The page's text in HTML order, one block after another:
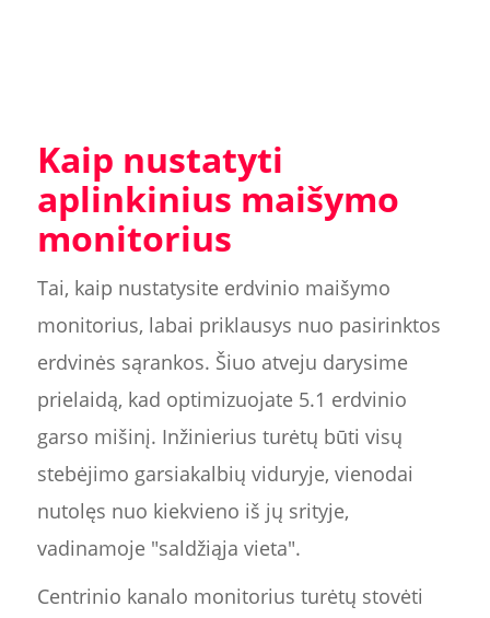
Kaip nustatyti
aplinkinius maišymo
monitorius
Tai, kaip nustatysite erdvinio maišymo
monitorius, labai priklausys nuo pasirinktos
erdvinės sąrankos. Šiuo atveju darysime
prielaidą, kad optimizuojate 5.1 erdvinio
garso mišinį. Inžinierius turėtų būti visų
stebėjimo garsiakalbių viduryje, vienodai
nutolęs nuo kiekvieno iš jų srityje,
vadinamoje "saldžiąja vieta".
Centrinio kanalo monitorius turėtų stovėti